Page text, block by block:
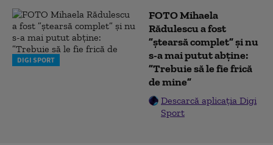
DIGI SPORT
FOTO Mihaela
Rădulescu a fost
”ștearsă complet” și nu
s-a mai putut abține:
”Trebuie să le fie frică
de mine”
Descarcă aplicația Digi
Sport